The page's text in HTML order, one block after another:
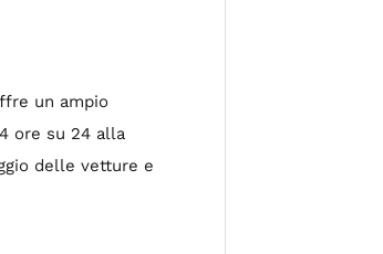
un ampio
ore su 24 alla
delle vetture e